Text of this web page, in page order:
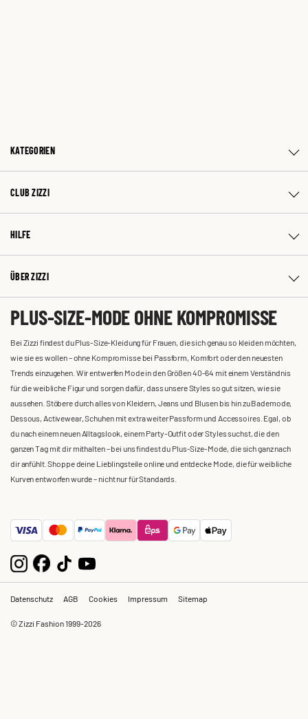
KATEGORIEN
CLUB ZIZZI
HILFE
ÜBER ZIZZI
PLUS-SIZE-MODE OHNE KOMPROMISSE
Bei Zizzi findest du Plus-Size-Kleidung für Frauen, die sich genau so kleiden möchten,
wie sie es wollen – ohne Kompromisse bei Passform, Komfort oder den neuesten
Trends einzugehen. Wir entwerfen Mode in den Größen 40-64 mit einem Verständnis
für die weibliche Figur und sorgen dafür, dass unsere Styles so gut sitzen, wie sie
aussehen. Stöbere durch alles von Kleidern, Jeans und Blusen bis hin zu Bademode,
Dessous, Activewear, Schuhen mit extra weiter Passform und Accessoires. Egal, ob
du nach einem neuen Alltagslook, einem Party-Outfit oder Styles suchst, die den
ganzen Tag mit dir mithalten – bei uns findest du Plus-Size-Mode, die sich ganz nach
dir anfühlt. Shoppe deine Lieblingsteile online und entdecke Mode, die für weibliche
Kurven entworfen wurde – nicht nur für Standards.
Datenschutz AGB Cookies Impressum Sitemap
© Zizzi Fashion 1999-2026